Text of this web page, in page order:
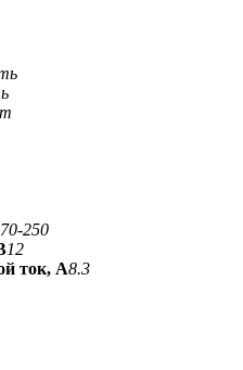
250
12
ток, А8.3